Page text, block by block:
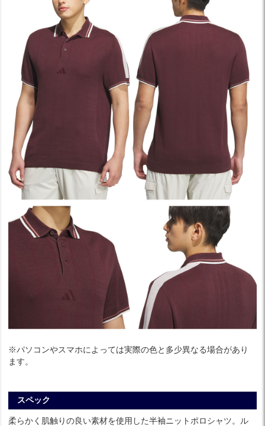
※パソコンやスマホによっては実際の色と多少異なる場合があり
ます。
スペック
柔らかく肌触りの良い素材を使用した半袖ニットポロシャツ。ル